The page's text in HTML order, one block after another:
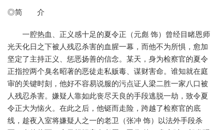
◎简 介
一腔热血、正义感十足的夏令正（元彪 饰）曾经目睹恩师
光天化日之下被人残忍杀害的血腥一幕，而他不为所惧，愈加
坚定了主持正义、惩恶扬善的信念。某天，身为检察官的夏令
正指控两个臭名昭著的恶徒走私贩毒、谋财害命。谁知就在庭
审的关键时刻，他好不容易说服的污点证人梁二胜一家八口被
人残忍杀害。嫌疑人靠如此丧尽天良的手段逃脱一劫，致令夏
令正大为恼火。在此之后，他铤而走险，跨越了检察官的底
线，趁夜入室将嫌疑人之一的老卫（张冲 饰）以法外手段杀